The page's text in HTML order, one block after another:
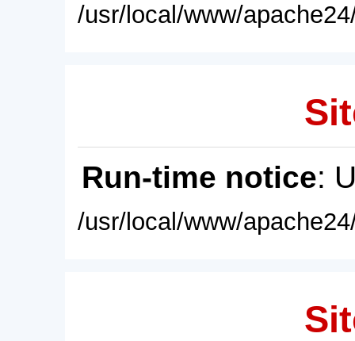
/usr/local/www/
Run-time notice:
/usr/local/www/